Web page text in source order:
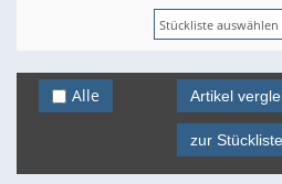
Alle Artikel
zur